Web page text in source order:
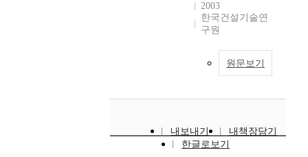
2003
한국건설기술연
구원
원문보기
내보내기
내책장담기
한글로보기